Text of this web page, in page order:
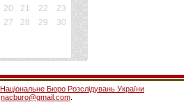
20 21 22
23
27 28 29
30
Національне Бюро Розслідувань України
nacburo@gmail.com